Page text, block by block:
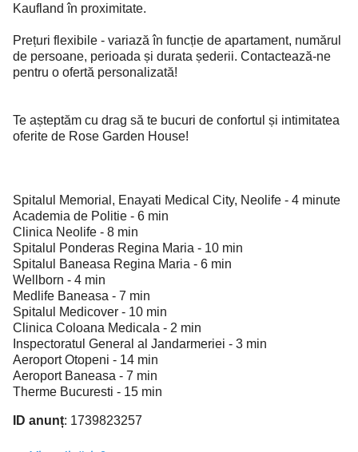
Kaufland în proximitate.
Prețuri flexibile - variază în funcție de apartament, numărul
de persoane, perioada și durata șederii. Contactează-ne
pentru o ofertă personalizată!
Te așteptăm cu drag să te bucuri de confortul și intimitatea
oferite de Rose Garden House!
Spitalul Memorial, Enayati Medical City, Neolife - 4 minute
Academia de Politie - 6 min
Clinica Neolife - 8 min
Spitalul Ponderas Regina Maria - 10 min
Spitalul Baneasa Regina Maria - 6 min
Wellborn - 4 min
Medlife Baneasa - 7 min
Spitalul Medicover - 10 min
Clinica Coloana Medicala - 2 min
Inspectoratul General al Jandarmeriei - 3 min
Aeroport Otopeni - 14 min
Aeroport Baneasa - 7 min
Therme Bucuresti - 15 min
ID anunț: 1739823257